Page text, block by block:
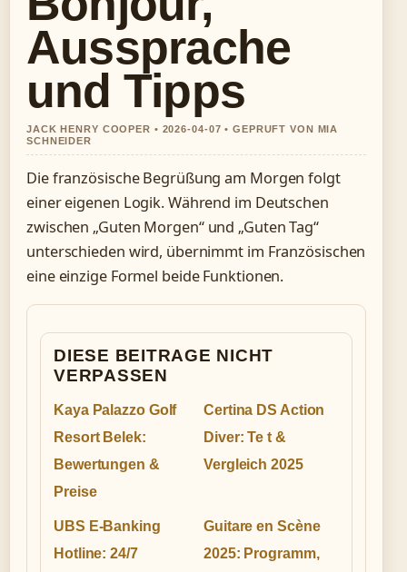
Aussprache
und Tipps
JACK HENRY COOPER • 2026-04-07 • GEPRUFT VON MIA
SCHNEIDER
Die französische Begrüßung am Morgen folgt
einer eigenen Logik. Während im Deutschen
zwischen „Guten Morgen“ und „Guten Tag“
unterschieden wird, übernimmt im Französischen
eine einzige Formel beide Funktionen.
DIESE BEITRAGE NICHT
VERPASSEN
Kaya Palazzo Golf
Resort Belek:
Bewertungen &
Preise
Certina DS Action
Diver: Te t &
Vergleich 2025
UBS E-Banking
Hotline: 24/7
Guitare en Scène
2025: Programm,